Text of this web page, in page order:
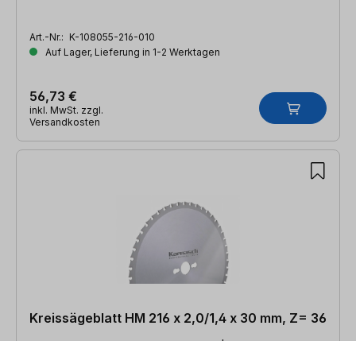
Art.-Nr.: K-108055-216-010
Auf Lager, Lieferung in 1-2 Werktagen
56,73 €
inkl. MwSt. zzgl.
Versandkosten
Kreissägeblatt HM 216 x 2,0/1,4 x 30 mm, Z= 36